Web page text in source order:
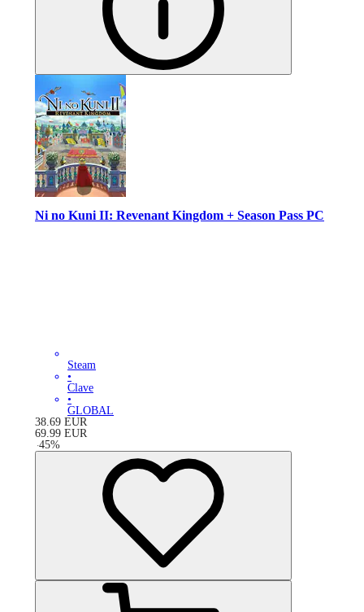
Ni no Kuni II: Revenant Kingdom + Season Pass PC
Steam
•
Clave
•
GLOBAL
38.69 EUR
69.99 EUR
-45%